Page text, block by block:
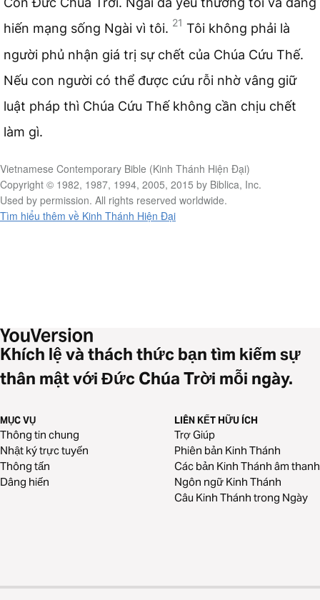
hiến mạng sống Ngài vì tôi. 21 Tôi không phải là
người phủ nhận giá trị sự chết của Chúa Cứu Thế.
Nếu con người có thể được cứu rỗi nhờ vâng giữ
luật pháp thì Chúa Cứu Thế không cần chịu chết
làm gì.
Vietnamese Contemporary Bible (Kinh Thánh Hiện Đại)
Copyright © 1982, 1987, 1994, 2005, 2015 by Biblica, Inc.
Used by permission. All rights reserved worldwide.
Tìm hiểu thêm về Kinh Thánh Hiện Đại
Khích lệ và thách thức bạn tìm kiếm sự
thân mật với Đức Chúa Trời mỗi ngày.
MỤC VỤ
Thông tin chung
Nhật ký trực tuyến
Thông tấn
Dâng hiến
LIÊN KẾT HỮU ÍCH
Trợ Giúp
Phiên bản Kinh Thánh
Các bản Kinh Thánh âm thanh
Ngôn ngữ Kinh Thánh
Câu Kinh Thánh trong Ngày